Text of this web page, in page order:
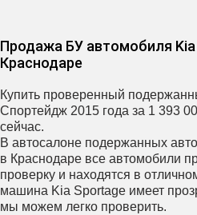
Продажа БУ автомобиля
Краснодаре
Купить проверенный
Спортейдж 2015 года за 1 393
сейчас.
В автосалоне подержанных
в Краснодаре все автомобили
проверку и находятся в
машина Kia Sportage имеет
мы можем легко проверить.